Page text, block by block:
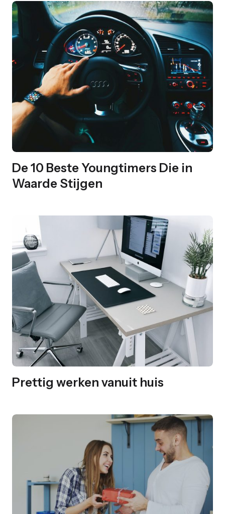
De 10 Beste Youngtimers Die in
Waarde Stijgen
Prettig werken vanuit huis